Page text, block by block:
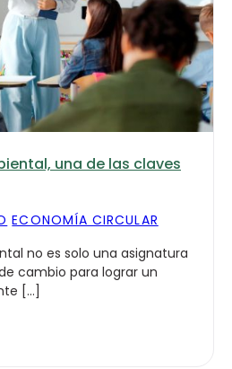
una de las claves
ECONOMÍA CIRCULAR
no es solo una asignatura
cambio para lograr un
[…]